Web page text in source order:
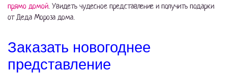
прямо домой. Увидеть чудесное представление и получить подарки
от Деда Мороза дома.
Заказать новогоднее
представление